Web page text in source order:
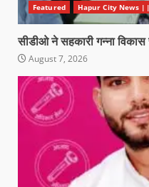
Featured Hapur City News ||
सीडीओ ने सहकारी गन्ना विकास
August 7, 2026